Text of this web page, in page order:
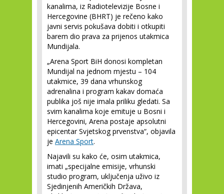
kanalima, iz Radiotelevizije Bosne i
Hercegovine (BHRT) je rečeno kako
javni servis pokušava dobiti i otkupiti
barem dio prava za prijenos utakmica
Mundijala.
„Arena Sport BiH donosi kompletan
Mundijal na jednom mjestu – 104
utakmice, 39 dana vrhunskog
adrenalina i program kakav domaća
publika još nije imala priliku gledati. Sa
svim kanalima koje emituje u Bosni i
Hercegovini, Arena postaje apsolutni
epicentar Svjetskog prvenstva“, objavila
je Arena Sport.
Najavili su kako će, osim utakmica,
imati „specijalne emisije, vrhunski
studio program, uključenja uživo iz
Sjedinjenih Američkih Država,